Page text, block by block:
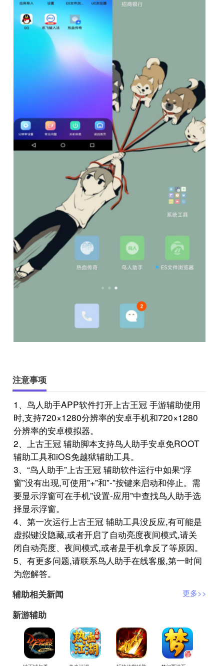
注意事项
1、鸟人助手APP软件打开上古王冠 手游辅助使用
时,支持720×1280分辨率的安卓手机和720×1280
分辨率的安卓模拟器。
2、上古王冠 辅助脚本支持鸟人助手安卓免ROOT
辅助工具和iOS免越狱辅助工具。
3、“鸟人助手”上古王冠 辅助软件运行中如果“浮
窗”没有出现,可使用”+”和”-”按键来启动和停止。需
要显示浮窗可在手机”设置-应用”中查找鸟人助手选
择显示浮窗。
4、第一次运行上古王冠 辅助工具没反应,有可能是
虚拟键没隐藏,或者开启了自动亮度夜间模式,请关
闭自动亮度、夜间模式,或者是手机拿反了等原因。
5、有更多问题,请联系鸟人助手在线客服,第一时间
为您解答。
辅助相关新闻
更多>>
新游辅助